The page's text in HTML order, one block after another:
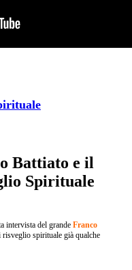
Battiato e il
Spirituale
intervista del grande Franco
risveglio spirituale già qualche